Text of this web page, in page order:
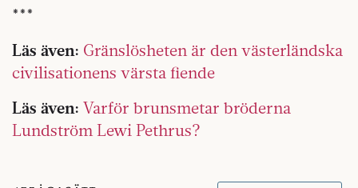
***
Läs även: Gränslösheten är den västerländska
civilisationens värsta fiende
Läs även: Varför brunsmetar bröderna
Lundström Lewi Pethrus?